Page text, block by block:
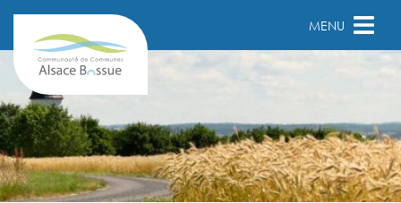
MENU